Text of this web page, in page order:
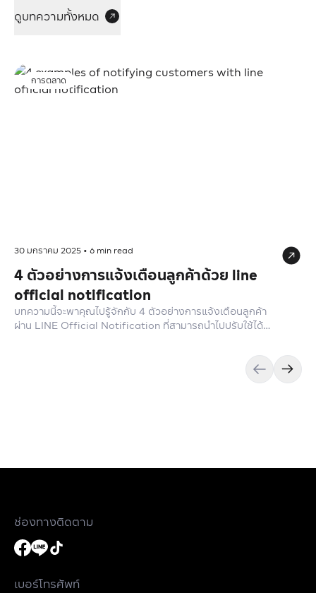
ดูบทความทั้งหมด
การตลาด
30 มกราคม 2025 • 6 min read
4 ตัวอย่างการแจ้งเตือนลูกค้าด้วย line
official notification
บทความนี้จะพาคุณไปรู้จักกับ 4 ตัวอย่างการแจ้งเตือนลูกค้า
ผ่าน LINE Official Notification ที่สามารถนำไปปรับใช้ได้
ช่องทางติดตาม
เบอร์โทรศัพท์